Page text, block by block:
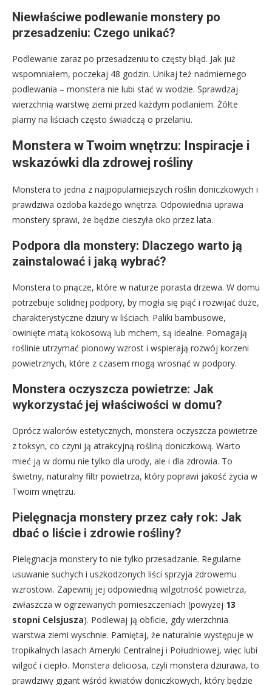
Niewłaściwe podlewanie monstery po
przesadzeniu: Czego unikać?
Podlewanie zaraz po przesadzeniu to częsty błąd. Jak już
wspomniałem, poczekaj 48 godzin. Unikaj też nadmiernego
podlewania – monstera nie lubi stać w wodzie. Sprawdzaj
wierzchnią warstwę ziemi przed każdym podlaniem. Żółte
plamy na liściach często świadczą o przelaniu.
Monstera w Twoim wnętrzu: Inspiracje i
wskazówki dla zdrowej rośliny
Monstera to jedna z najpopularniejszych roślin doniczkowych i
prawdziwa ozdoba każdego wnętrza. Odpowiednia uprawa
monstery sprawi, że będzie cieszyła oko przez lata.
Podpora dla monstery: Dlaczego warto ją
zainstalować i jaką wybrać?
Monstera to pnącze, które w naturze porasta drzewa. W domu
potrzebuje solidnej podpory, by mogła się piąć i rozwijać duże,
charakterystyczne dziury w liściach. Paliki bambusowe,
owinięte matą kokosową lub mchem, są idealne. Pomagają
roślinie utrzymać pionowy wzrost i wspierają rozwój korzeni
powietrznych, które z czasem mogą wrosnąć w podpory.
Monstera oczyszcza powietrze: Jak
wykorzystać jej właściwości w domu?
Oprócz walorów estetycznych, monstera oczyszcza powietrze
z toksyn, co czyni ją atrakcyjną rośliną doniczkową. Warto
mieć ją w domu nie tylko dla urody, ale i dla zdrowia. To
świetny, naturalny filtr powietrza, który poprawi jakość życia w
Twoim wnętrzu.
Pielęgnacja monstery przez cały rok: Jak
dbać o liście i zdrowie rośliny?
Pielęgnacja monstery to nie tylko przesadzanie. Regularne
usuwanie suchych i uszkodzonych liści sprzyja zdrowemu
wzrostowi. Zapewnij jej odpowiednią wilgotność powietrza,
zwłaszcza w ogrzewanych pomieszczeniach (powyżej 13
stopni Celsjusza). Podlewaj ją obficie, gdy wierzchnia
warstwa ziemi wyschnie. Pamiętaj, że naturalnie występuje w
tropikalnych lasach Ameryki Centralnej i Południowej, więc lubi
wilgoć i ciepło. Monstera deliciosa, czyli monstera dziurawa, to
prawdziwy gigant wśród kwiatów doniczkowych, który będzie